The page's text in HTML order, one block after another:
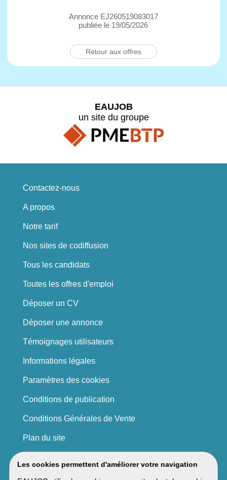
Annonce EJ260519083017
publiée le 19/05/2026
Retour aux offres
Les cookies permettent d'améliorer votre navigation
EAUJOB
un site du groupe
Contactez-nous
A propos
Notre tarif
Nos sites de codiffusion
Tous les candidats
Toutes les offres d'emploi
Déposer un CV
Déposer une annonce
Témoignages utilisateurs
Informations légales
Paramètres des cookies
Conditions de publication
Conditions Générales de Vente
Plan du site